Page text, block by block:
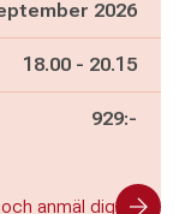
2026
Pågår mellan
18.00 - och
20.15
929:-
anmäl dig